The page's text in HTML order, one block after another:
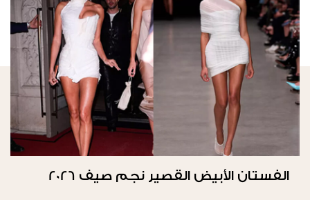
الفستان الأبيض القصير نجم صيف 2026